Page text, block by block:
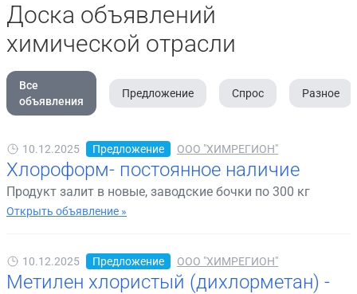
Доска объявлений
химической отрасли
Все
объявления
Предложение Спрос Разное
10.12.2025 Предложение ООО "ХИМРЕГИОН"
Хлороформ- постоянное наличие
Продукт залит в новые, заводские бочки по 300 кг
Открыть объявление »
10.12.2025 Предложение ООО "ХИМРЕГИОН"
Метилен хлористый (дихлорметан) -